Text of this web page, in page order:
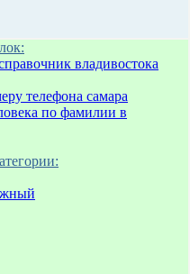
владивостока
телефона самара
по фамилии в